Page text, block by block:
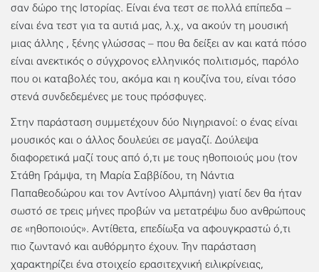
σαν δώρο της Ιστορίας. Είναι ένα τεστ σε πολλά επίπεδα –
είναι ένα τεστ για τα αυτιά μας, λ.χ., να ακούν τη μουσική
μιας άλλης , ξένης γλώσσας – που θα δείξει αν και κατά πόσο
είναι ανεκτικός ο σύγχρονος ελληνικός πολιτισμός, παρόλο
που οι καταβολές του, ακόμα και η κουζίνα του, είναι τόσο
στενά συνδεδεμένες με τους πρόσφυγες.
Στην παράσταση συμμετέχουν δύο Νιγηριανοί: ο ένας είναι
μουσικός και ο άλλος δουλεύει σε μαγαζί. Δούλεψα
διαφορετικά μαζί τους από ό,τι με τους ηθοποιούς μου (τον
Στάθη Γράμψα, τη Μαρία Σαββίδου, τη Νάντια
Παπαθεοδώρου και τον Αντίνοο Αλμπάνη) γιατί δεν θα ήταν
σωστό σε τρεις μήνες προβών να μετατρέψω δυο ανθρώπους
σε «ηθοποιούς». Αντίθετα, επεδίωξα να αφουγκραστώ ό,τι
πιο ζωντανό και αυθόρμητο έχουν. Την παράσταση
χαρακτηρίζει ένα στοιχείο ερασιτεχνική ειλικρίνειας,